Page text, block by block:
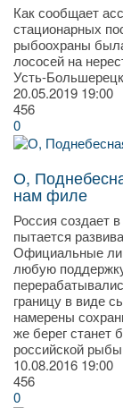
Как сообщает
стационарных
рыбоохраны
лососей на
Усть-
20.05.2019 19:00
456
0
О,
нам филе
Россия создает
пытается
Официальные
любую
границу в виде
намерены
же берег станет
российской
10.08.2016 19:00
456
0